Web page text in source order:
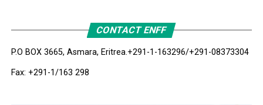
CONTACT ENFF
P.O BOX 3665, Asmara, Eritrea.+291-1-163296/+291-08373304
Fax: +291-1/163 298